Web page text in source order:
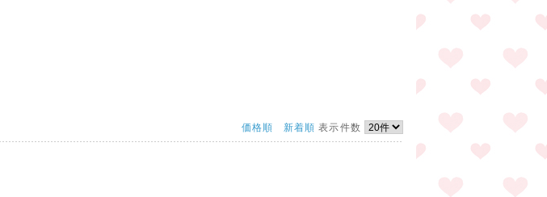
価格順 新着順 表示件数